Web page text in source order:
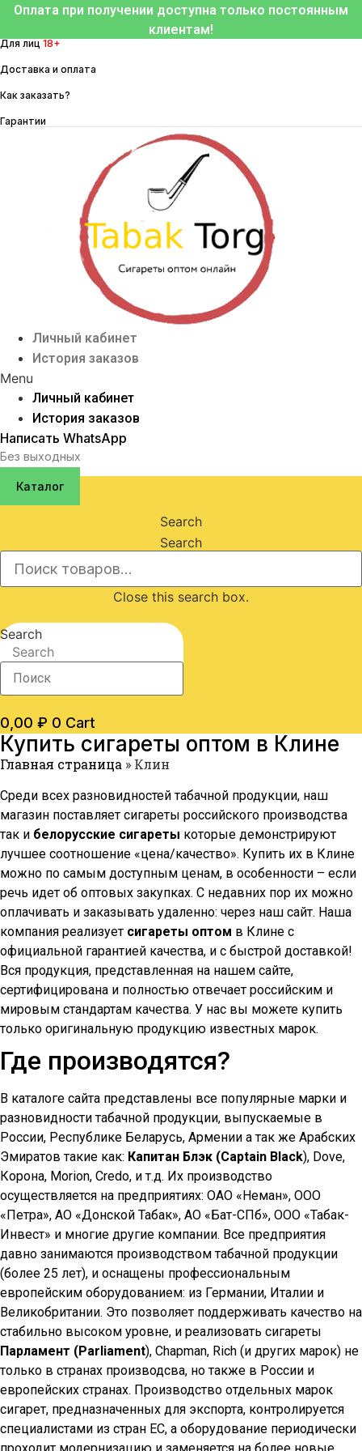
Перейти
содержимому
Оплата при получении доступна только постоянным
клиентам!
Для лиц 18+
Доставка и оплата
Как заказать?
Гарантии
Личный кабинет
История заказов
Menu
Личный кабинет
История заказов
Написать WhatsApp
Без выходных
Каталог
Search
Search
Close this search box.
Search
Search
0,00 ₽ 0 Cart
Купить сигареты оптом в Клине
Главная страница » Клин
Среди всех разновидностей табачной продукции, наш
магазин поставляет сигареты российского производства
так и белорусские сигареты которые демонстрируют
лучшее соотношение «цена/качество». Купить их в Клине
можно по самым доступным ценам, в особенности – если
речь идет об оптовых закупках. С недавних пор их можно
оплачивать и заказывать удаленно: через наш сайт. Наша
компания реализует сигареты оптом в Клине с
официальной гарантией качества, и с быстрой доставкой!
Вся продукция, представленная на нашем сайте,
сертифицирована и полностью отвечает российским и
мировым стандартам качества. У нас вы можете купить
только оригинальную продукцию известных марок.
Где производятся?
В каталоге сайта представлены все популярные марки и
разновидности табачной продукции, выпускаемые в
России, Республике Беларусь, Армении а так же Арабских
Эмиратов такие как: Капитан Блэк (Captain Black), Dove,
Корона, Morion, Credo, и т.д. Их производство
осуществляется на предприятиях: ОАО «Неман», ООО
«Петра», АО «Донской Табак», АО «Бат-СПб», ООО «Табак-
Инвест» и многие другие компании. Все предприятия
давно занимаются производством табачной продукции
(более 25 лет), и оснащены профессиональным
европейским оборудованием: из Германии, Италии и
Великобритании. Это позволяет поддерживать качество на
стабильно высоком уровне, и реализовать сигареты
Парламент (Parliament), Chapman, Rich (и других марок) не
только в странах производсва, но также в России и
европейских странах. Производство отдельных марок
сигарет, предназначенных для экспорта, контролируется
специалистами из стран ЕС, а оборудование периодически